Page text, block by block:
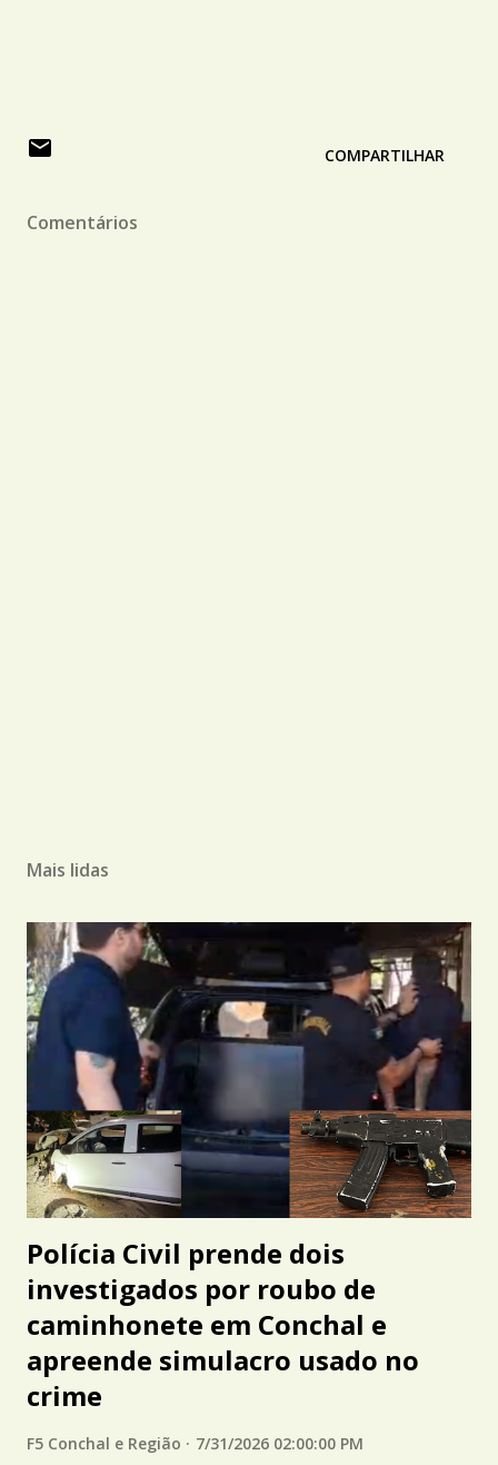
COMPARTILHAR
Comentários
Mais lidas
Polícia Civil prende dois
investigados por roubo de
caminhonete em Conchal e
apreende simulacro usado no
crime
F5 Conchal e Região 7/31/2026 02:00:00 PM